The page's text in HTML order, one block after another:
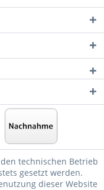
technischen Betrieb
gesetzt werden.
dieser Website